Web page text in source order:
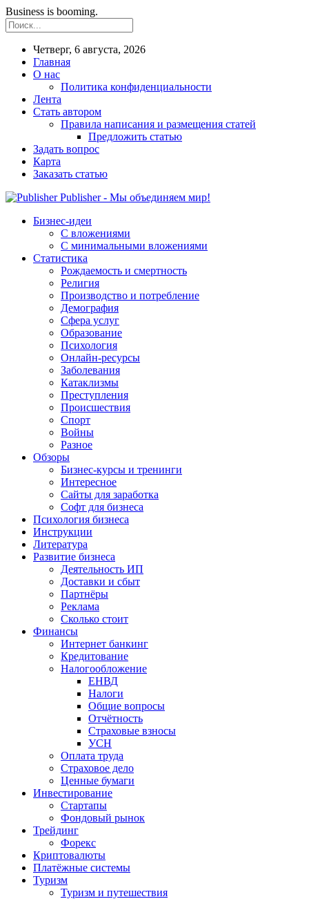
Business is booming.
Четверг, 6 августа, 2026
Главная
О нас
Политика конфиденциальности
Лента
Стать автором
Правила написания и размещения статей
Предложить статью
Задать вопрос
Карта
Заказать статью
Publisher - Мы объединяем мир!
Бизнес-идеи
С вложениями
С минимальными вложениями
Статистика
Рождаемость и смертность
Религия
Производство и потребление
Демография
Сфера услуг
Образование
Психология
Онлайн-ресурсы
Заболевания
Катаклизмы
Преступления
Происшествия
Спорт
Войны
Разное
Обзоры
Бизнес-курсы и тренинги
Интересное
Сайты для заработка
Софт для бизнеса
Психология бизнеса
Инструкции
Литература
Развитие бизнеса
Деятельность ИП
Доставки и сбыт
Партнёры
Реклама
Сколько стоит
Финансы
Интернет банкинг
Кредитование
Налогообложение
ЕНВД
Налоги
Общие вопросы
Отчётность
Страховые взносы
УСН
Оплата труда
Страховое дело
Ценные бумаги
Инвестирование
Стартапы
Фондовый рынок
Трейдинг
Форекс
Криптовалюты
Платёжные системы
Туризм
Туризм и путешествия